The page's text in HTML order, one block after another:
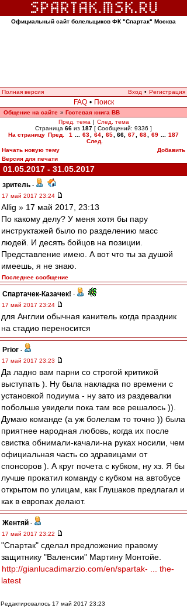
Официальный сайт болельщиков ФК "Спартак" Москва
Полная версия Вход • Регистрация
FAQ • Поиск
Общение на сайте » Гостевая книга ВВ
Пред. тема | След. тема
Страница 66 из 187 [ Сообщений: 9336 ]
На страницу Пред. 1 63 64 65 66 67 68 69
187
След.
Начать новую тему
Добавить
Версия для печати
01.05.2017 - 31.05.2017
зpитель -
17 май 2017 23:24
Allig » 17 май 2017, 23:13
По какому делу? У меня хотя бы пару
инструктажей было по разделению масс
людей. И десять бойцов на позиции.
Представление имею. А вот что ты за душой
имеешь, я не знаю.
Последнее сообщение
Спартачек-Казачек! -
17 май 2017 23:24
для Англии обычная канитель когда праздник
на стадио переносится
Prior -
17 май 2017 23:23
Да ладно вам парни со строгой критикой
выступать ). Ну была накладка по времени с
установкой подиума - ну зато из раздевалки
побольше увидели пока там все решалось )).
Думаю команде (а уж болелам то точно )) была
приятнее народная любовь, когда их после
свистка обнимали-качали-на руках носили, чем
официальная часть со здравицами от
спонсоров ). А круг почета с кубком, ну хз. Я бы
лучше прокатил команду с кубком на автобусе
открытом по улицам, как Глушаков предлагал и
как в европах делают.
Жентяй -
17 май 2017 23:22
"Спартак" сделал предложение правому
защитнику "Валенсии" Мартину Монтойе.
http://gianlucadimarzio.com/en/spartak- ... the-
latest
Редактировалось 17 май 2017 23:23